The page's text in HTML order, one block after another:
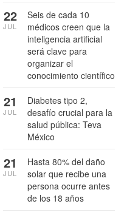
Seis de cada 10
médicos creen que la
inteligencia artificial
será clave para
organizar el
conocimiento científico
22
JUL
Diabetes tipo 2,
desafío crucial para la
salud pública: Teva
México
21
JUL
Hasta 80% del daño
solar que recibe una
persona ocurre antes
de los 18 años
21
JUL